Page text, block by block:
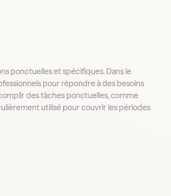
ponctuelles et spécifiques. Dans le
pour répondre à des besoins
des tâches ponctuelles, comme
utilisé pour couvrir les périodes